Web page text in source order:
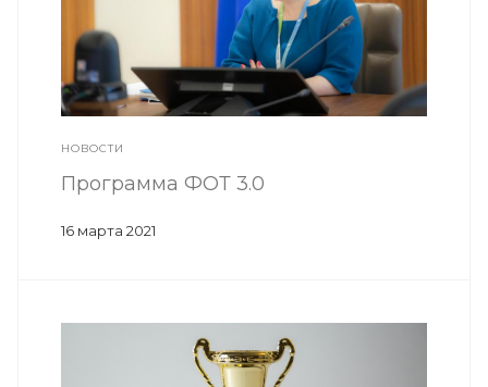
НОВОСТИ
Программа ФОТ 3.0
16 марта 2021